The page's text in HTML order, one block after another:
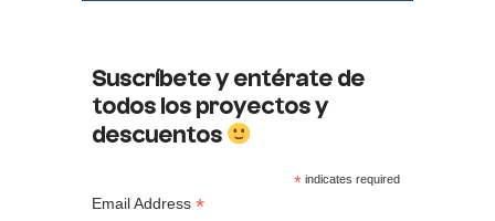
Suscríbete y entérate de
todos los proyectos y
descuentos
* indicates required
Email Address *